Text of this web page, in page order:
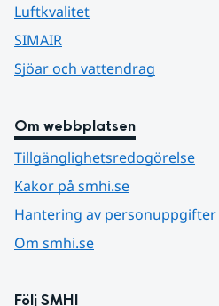
Luftkvalitet
SIMAIR
Sjöar och vattendrag
Om webbplatsen
Tillgänglighetsredogörelse
Kakor på smhi.se
Hantering av personuppgifter
Om smhi.se
Följ SMHI